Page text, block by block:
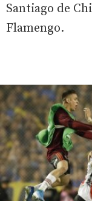
Santiago de
Flamengo.